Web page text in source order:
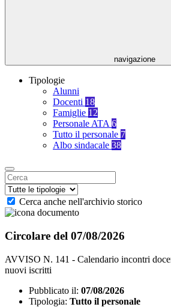
navigazione
Tipologie
Alunni
Docenti 18
Famiglie 12
Personale ATA 6
Tutto il personale 7
Albo sindacale 38
Cerca anche nell'archivio storico
Circolare del 07/08/2026
AVVISO N. 141 - Calendario incontri
nuovi iscritti
Pubblicato il: 07/08/2026
Tipologia: Tutto il personale